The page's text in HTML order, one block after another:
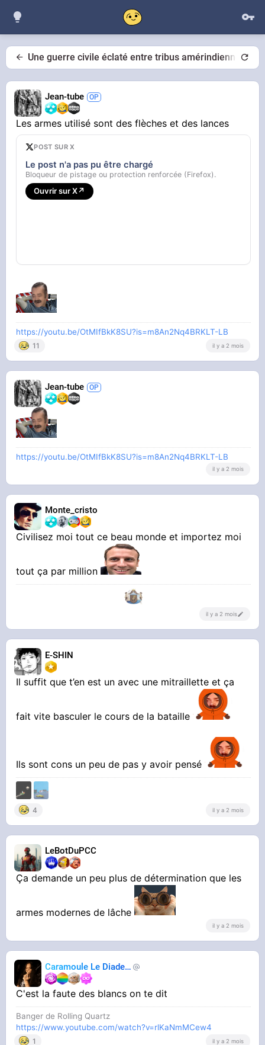
Une guerre civile éclaté entre tribus amérindienne en
Jean-tube
Les armes utilisé sont des flèches et des lances
POST SUR X
Le post n'a pas pu être chargé
Bloqueur de pistage ou protection renforcée (Firefox).
Ouvrir sur X↗
https://youtu.be/OtMIfBkK8SU?is=m8An2Nq4BRKLT-LB
11 il y a 2 mois
Jean-tube
https://youtu.be/OtMIfBkK8SU?is=m8An2Nq4BRKLT-LB
il y a 2 mois
Monte_cristo
Civilisez moi tout ce beau monde et importez moi
tout ça par million
il y a 2 mois
E-SHIN
Il suffit que t’en est un avec une mitraillette et ça
fait vite basculer le cours de la bataille
Ils sont cons un peu de pas y avoir pensé
4 il y a 2 mois
LeBotDuPCC
Ça demande un peu plus de détermination que les
armes modernes de lâche
il y a 2 mois
Caramoule Le Diadem
C'est la faute des blancs on te dit
Banger de Rolling Quartz
https://www.youtube.com/watch?v=rlKaNmMCew4
1 il y a 2 mois